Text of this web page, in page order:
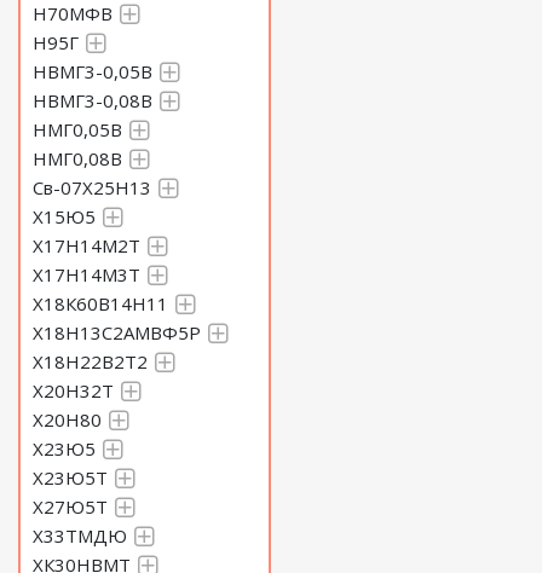
Н70МФВ
Н95Г
НВМГ3-0,05В
НВМГ3-0,08В
НМГ0,05В
НМГ0,08В
Св-07Х25Н13
Х15Ю5
Х17Н14М2Т
Х17Н14М3Т
Х18К60В14Н11
Х18Н13С2АМВФ5Р
Х18Н22В2Т2
Х20Н32Т
Х20Н80
Х23Ю5
Х23Ю5Т
Х27Ю5Т
Х33ТМДЮ
ХК30НВМТ